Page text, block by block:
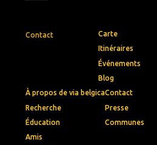
Contact
Carte
Itinéraires
Événements
Blog
À propos de via belgica
Recherche
Éducation
Amis
Contact
Presse
Communes